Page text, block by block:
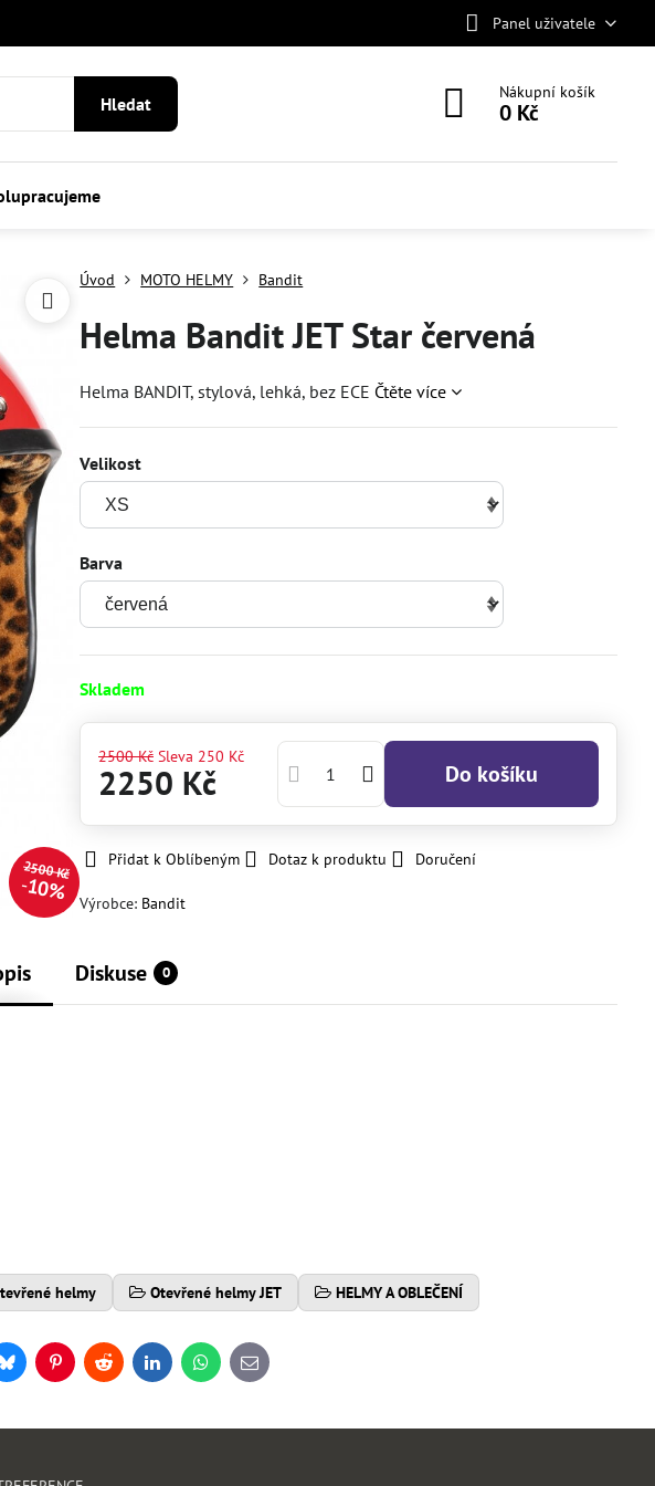
Panel uživatele
Hledat
Nákupní košík
0 Kč
2500 Kč
10%
Úvod MOTO HELMY Bandit
Helma Bandit JET Star červená
Helma BANDIT, stylová, lehká, bez ECE Čtěte více
Velikost
Barva
Skladem
2500 Kč Sleva 250 Kč
2250 Kč Do košíku
Přidat k Oblíbeným Dotaz k produktu Doručení
Výrobce: Bandit
Diskuse 0
helmy Otevřené helmy JET HELMY A OBLEČENÍ
BlueskyPinterestRedditLinkedInWhatsApp
E-
mail